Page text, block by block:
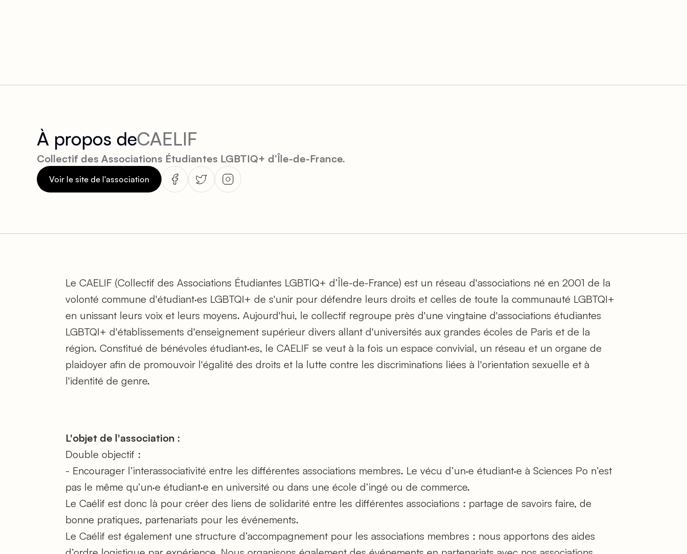
À propos deCAELIF
Collectif des Associations Étudiantes LGBTIQ+ d’Île-de-France.
Voir le site de l'association
Le CAELIF (Collectif des Associations Étudiantes LGBTIQ+ d’Île-de-France) est un réseau d'associations né en 2001 de la
volonté commune d'étudiant·es LGBTQI+ de s'unir pour défendre leurs droits et celles de toute la communauté LGBTQI+
en unissant leurs voix et leurs moyens. Aujourd'hui, le collectif regroupe près d'une vingtaine d'associations étudiantes
LGBTQI+ d'établissements d'enseignement supérieur divers allant d'universités aux grandes écoles de Paris et de la
région. Constitué de bénévoles étudiant·es, le CAELIF se veut à la fois un espace convivial, un réseau et un organe de
plaidoyer afin de promouvoir l'égalité des droits et la lutte contre les discriminations liées à l'orientation sexuelle et à
l'identité de genre.
L'objet de l'association :
Double objectif :
- Encourager l’interassociativité entre les différentes associations membres. Le vécu d’un·e étudiant·e à Sciences Po n’est
pas le même qu’un·e étudiant·e en université ou dans une école d’ingé ou de commerce.
Le Caélif est donc là pour créer des liens de solidarité entre les différentes associations : partage de savoirs faire, de
bonne pratiques, partenariats pour les événements.
Le Caélif est également une structure d’accompagnement pour les associations membres : nous apportons des aides